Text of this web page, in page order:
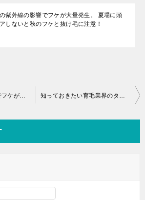
紫外線の影響でフケが大量発生。 夏場に頭
しないと秋のフケと抜け毛に注意！
夏場の紫外線の影響でフケが大量発生。 夏場に頭皮ケアしないと秋のフケと抜け毛に注意！ 知っておきたい育毛業界のタブー 育毛剤と発毛剤の違いを知らないと損！